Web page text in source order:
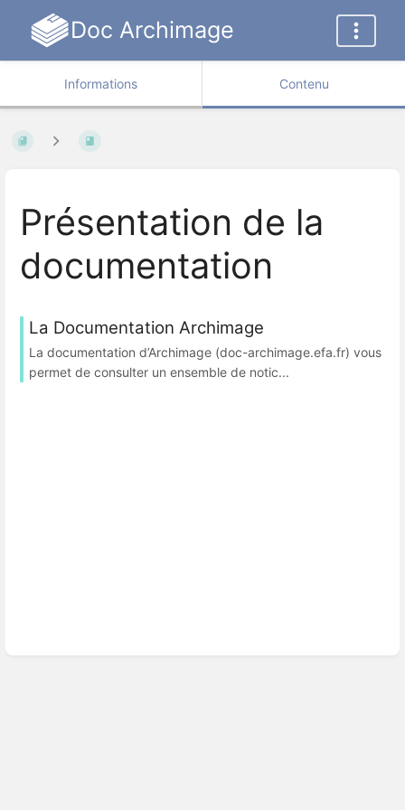
Doc Archimage
Informations Contenu
Présentation de la
documentation
La Documentation Archimage
La documentation d’Archimage (doc-archimage.efa.fr) vous
permet de consulter un ensemble de notic...